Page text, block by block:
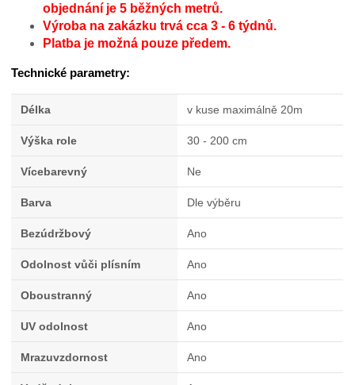
objednání je 5 běžných metrů.
Výroba na zakázku trvá cca 3 - 6 týdnů.
Platba je možná pouze předem.
Technické parametry:
Délka v kuse maximálně 20m
Výška role 30 - 200 cm
Vícebarevný Ne
Barva Dle výběru
Bezúdržbový Ano
Odolnost vůči plísním Ano
Oboustranný Ano
UV odolnost Ano
Mrazuvzdornost Ano